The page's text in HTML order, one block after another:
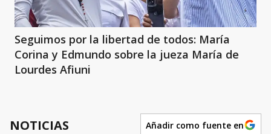
Seguimos por la libertad de todos: María
Corina y Edmundo sobre la jueza María de
Lourdes Afiuni
NOTICIAS Añadir como fuente en